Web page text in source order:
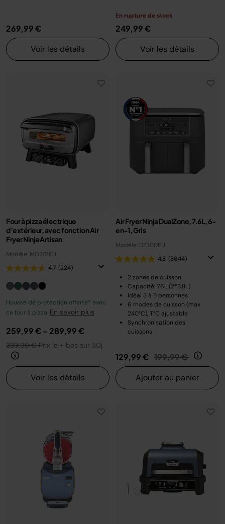
269,99 €
Voir les détails
En rupture de stock
249,99 €
Voir les détails
Four à pizza électrique
d’extérieur, avec fonction Air
Fryer Ninja Artisan
Modèle: MO201EU
4.7 (224)
Housse de protection offerte* avec
ce four à pizza. En savoir plus
259,99 €- 289,99 €
239,99 €Prix le + bas sur 30j
Voir les détails
Air Fryer Ninja DualZone, 7.6L, 6-
en-1, Gris
Modèle: DZ300EU
4.8 (8644)
2 zones de cuisson
Capacité: 7.6L (2*3.8L)
Idéal 3 à 5 personnes
6 modes de cuisson (max
240°C), T°C ajustable
Synchronisation des
cuissons
129,99 € Prix réduit de
199,99 € au
Ajouter au panier